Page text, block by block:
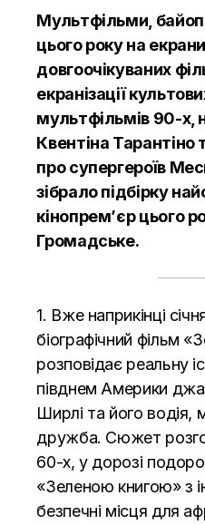
Мультфільми,
цього року на
довгоочікуваних
екранізації
мультфільмів 90-х,
Квентіна Тарантіно
про супергероїв
зібрало підбірку
кінопрем’єр цього
Громадське.
1. Вже наприкінці
біографічний фільм
розповідає реальну
півднем Америки
Ширлі та його водія,
дружба. Сюжет
60-х, у дорозі
«Зеленою книгою» з
безпечні місця для